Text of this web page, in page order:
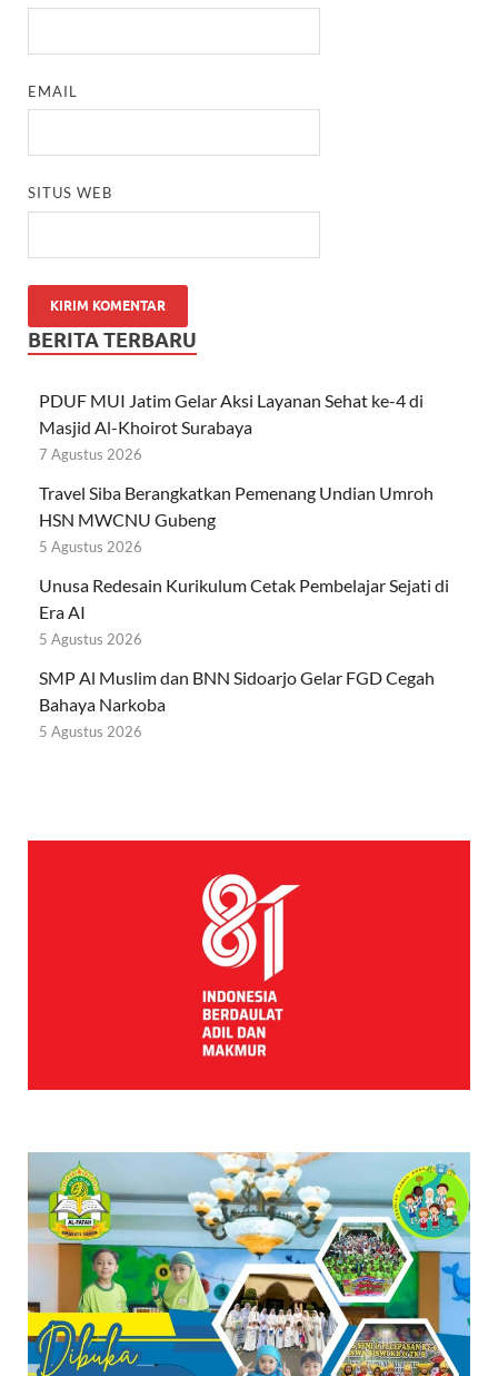
EMAIL
SITUS WEB
BERITA TERBARU
PDUF MUI Jatim Gelar Aksi Layanan Sehat ke-4 di
Masjid Al-Khoirot Surabaya
7 Agustus 2026
Travel Siba Berangkatkan Pemenang Undian Umroh
HSN MWCNU Gubeng
5 Agustus 2026
Unusa Redesain Kurikulum Cetak Pembelajar Sejati di
Era AI
5 Agustus 2026
SMP Al Muslim dan BNN Sidoarjo Gelar FGD Cegah
Bahaya Narkoba
5 Agustus 2026